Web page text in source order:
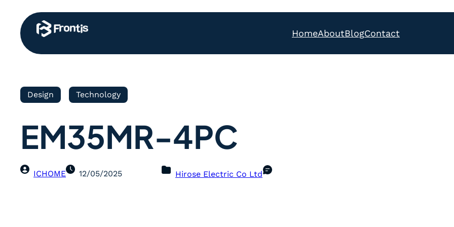
HomeAboutBlogContact
Design Technology
EM35MR-4PC
ICHOME 12/05/2025 Hirose Electric Co Ltd